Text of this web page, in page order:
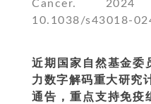
Cancer.
10.1038/s43018-
近期国家自然基金委
力数字解码重大研究
通告，重点支持免疫